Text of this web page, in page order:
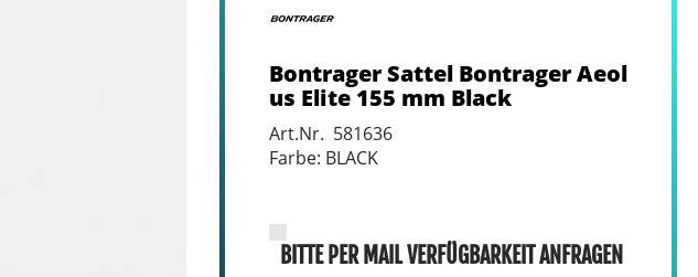
Bontrager Sattel Bontrager Aeol
us Elite 155 mm Black
Art.Nr. 581636
Farbe: BLACK
BITTE PER MAIL VERFÜGBARKEIT ANFRAGEN